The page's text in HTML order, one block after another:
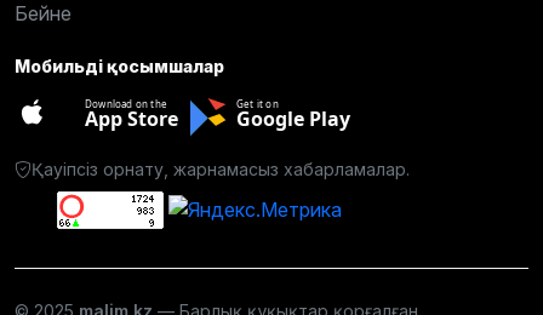
Бейне
Мобильді қосымшалар
Download on the
App Store
Get it on
Google Play
Қауіпсіз орнату, жарнамасыз хабарламалар.
© 2025 malim.kz — Барлық құқықтар қорғалған.